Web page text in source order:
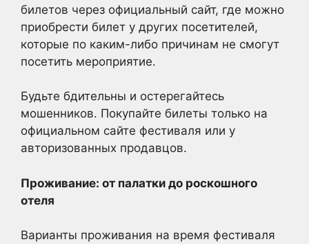
билетов через официальный сайт, где можно
приобрести билет у других посетителей,
которые по каким-либо причинам не смогут
посетить мероприятие.
Будьте бдительны и остерегайтесь
мошенников. Покупайте билеты только на
официальном сайте фестиваля или у
авторизованных продавцов.
Проживание: от палатки до роскошного
отеля
Варианты проживания на время фестиваля